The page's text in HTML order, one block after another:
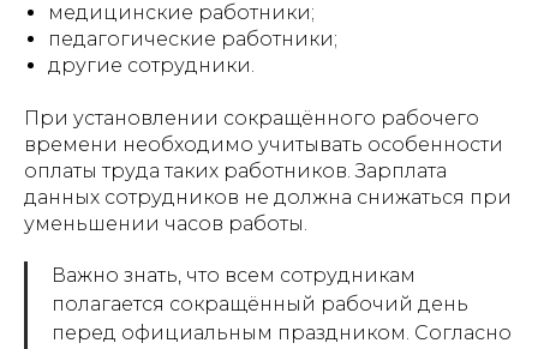
медицинские работники;
педагогические работники;
другие сотрудники.
При установлении сокращённого рабочего
времени необходимо учитывать особенности
оплаты труда таких работников. Зарплата
данных сотрудников не должна снижаться при
уменьшении часов работы.
Важно знать, что всем сотрудникам
полагается сокращённый рабочий день
перед официальным праздником. Согласно